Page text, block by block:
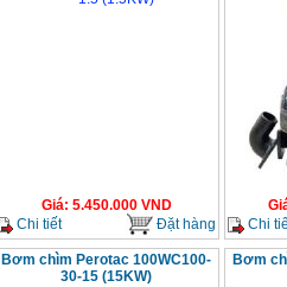
Giá: 5.450.000VND
Chi tiết
Đặt hàng
Chi
Bơm chìm Perotac 100WC100-
30-15 (15KW)
Bơm